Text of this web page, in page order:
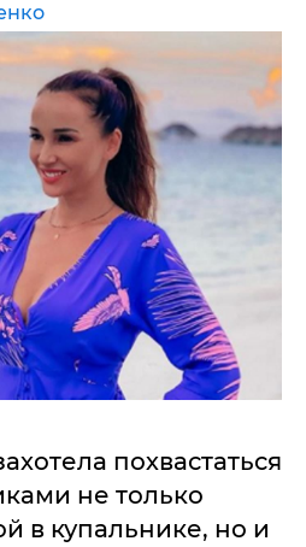
похвастаться
не только
в купальнике, но и